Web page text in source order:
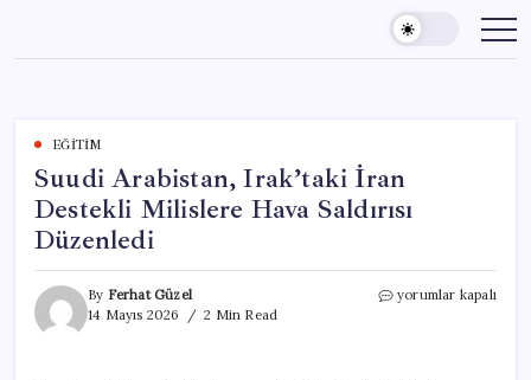
content
EĞITIM
Suudi Arabistan, Irak’taki İran
Destekli Milislere Hava Saldırısı
Düzenledi
By Ferhat Güzel
14 Mayıs 2026
2 Min Read
Suudi
yorumlar kapalı